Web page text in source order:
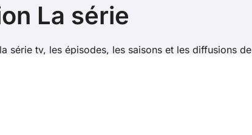
La série
série tv, les épisodes, les saisons et les diffusions de